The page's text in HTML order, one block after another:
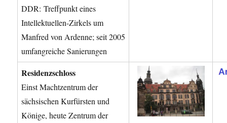
DDR: Treffpunkt eines
Intellektuellen-Zirkels um
Manfred von Ardenne; seit 2005
umfangreiche Sanierungen
Residenzschloss
Einst Machtzentrum der
sächsischen Kurfürsten und
Könige, heute Zentrum der